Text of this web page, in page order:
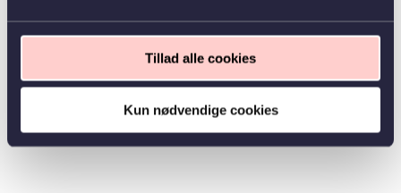
Tillad alle cookies
Kun nødvendige cookies